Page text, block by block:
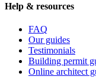
Help & resources
FAQ
Our guides
Testimonials
Building permit
Online architect